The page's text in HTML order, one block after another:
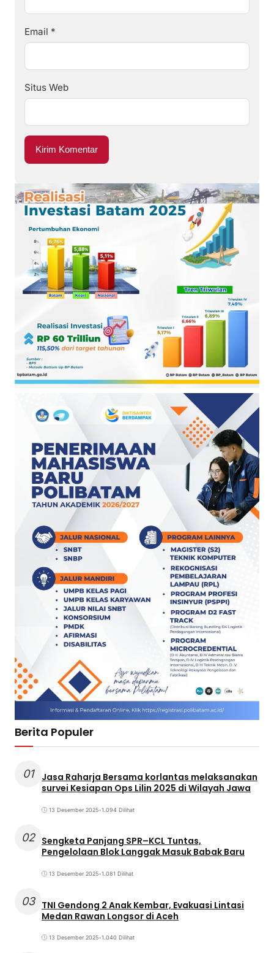
Email *
Situs Web
Berita Populer
01
Jasa Raharja Bersama korlantas melaksanakan
survei Kesiapan Ops Lilin 2025 di Wilayah Jawa
13 Desember 2025•1.094 Dilihat
02 Sengketa Panjang SPR–KCL Tuntas,
Pengelolaan Blok Langgak Masuk Babak Baru
13 Desember 2025•1.081 Dilihat
03 TNI Gendong 2 Anak Kembar, Evakuasi Lintasi
Medan Rawan Longsor di Aceh
13 Desember 2025•1.040 Dilihat